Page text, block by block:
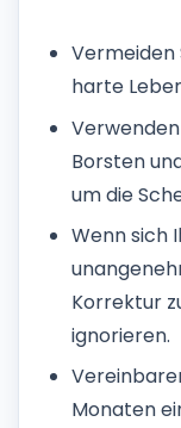
Vermeiden
harte
Borsten
um die
Wenn sich
Korrektur
ignorieren.
Monaten